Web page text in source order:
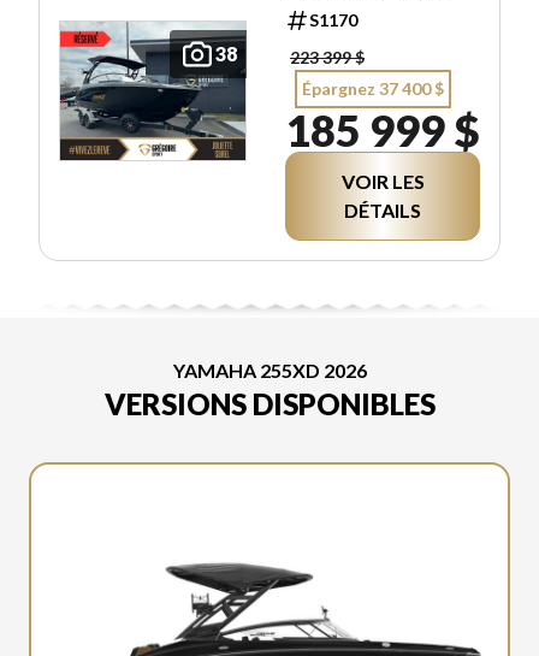
38
S1170
223 399 $
Épargnez 37 400 $
185 999 $
VOIR LES
DÉTAILS
YAMAHA 255XD 2026
VERSIONS DISPONIBLES